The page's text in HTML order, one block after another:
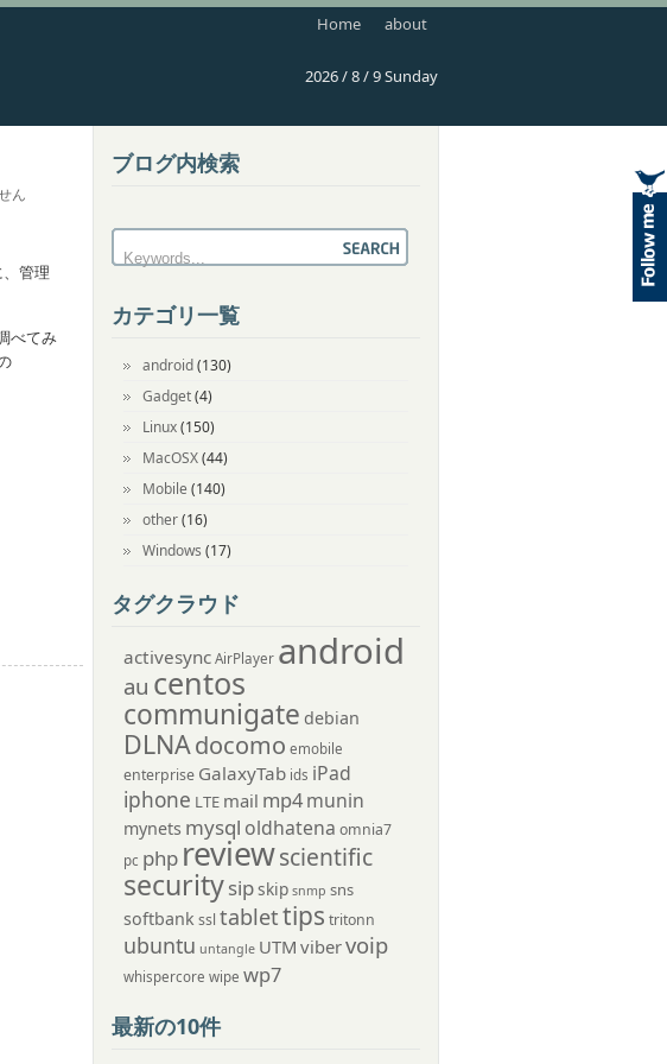
Home about
2026 / 8 / 9 Sunday
ん
管理
べてみ
ブログ内検索
カテゴリ一覧
android(130)
Gadget(4)
Linux(150)
MacOSX(44)
Mobile (140)
other(16)
Windows (17)
タグクラウド
activesync AirPlayer android
au centos
communigate debian
DLNAdocomo emobile
enterprise GalaxyTab ids iPad
iphone LTE mail mp4munin
mynets mysql oldhatena omnia7
pc php reviewscientific
securitysipskip snmp sns
softbankssl tablettips tritonn
ubuntu untangle UTM vibervoip
whispercore wipe wp7
最新の10件